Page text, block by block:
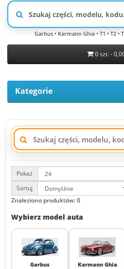
Garbus • Karmann Ghia • T1 • T2 •
0 szt. -
Kategorie
Pokaż
Sortuj
Znaleziono produktów: 0
Wybierz model auta
Garbus Karmann Ghia